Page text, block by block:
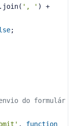
', '
;
do formulár
, function